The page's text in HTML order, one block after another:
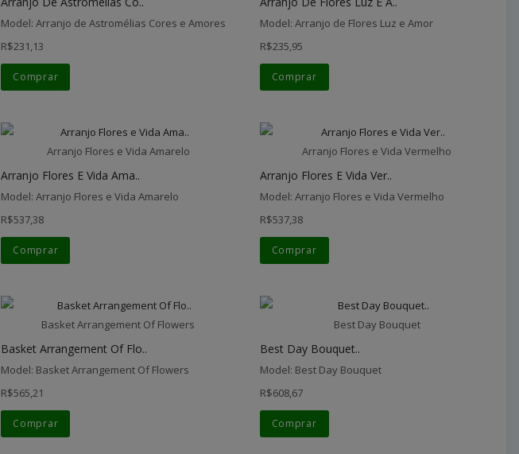
Model: Arranjo de Astromélias Cores e Amores
R$231,13
Comprar
Model: Arranjo de Flores Luz e Amor
R$235,95
Comprar
Arranjo Flores e Vida Amarelo
Arranjo Flores E Vida Ama..
Model: Arranjo Flores e Vida Amarelo
R$537,38
Comprar
Arranjo Flores e Vida Vermelho
Arranjo Flores E Vida Ver..
Model: Arranjo Flores e Vida Vermelho
R$537,38
Comprar
Basket Arrangement Of Flowers
Basket Arrangement Of Flo..
Model: Basket Arrangement Of Flowers
R$565,21
Comprar
Best Day Bouquet
Best Day Bouquet..
Model: Best Day Bouquet
R$608,67
Comprar